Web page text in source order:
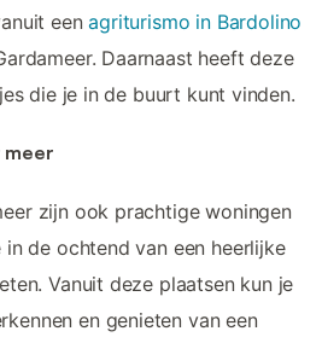
eenagriturismo in Bardolino
Daarnaast heeft deze
die je in de buurt kunt vinden.
meer
zijn ook prachtige woningen
de ochtend van een heerlijke
Vanuit deze plaatsen kun je
en genieten van een